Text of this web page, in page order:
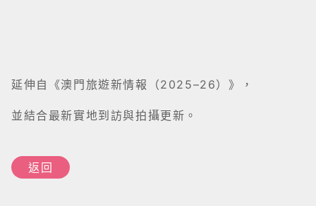
延伸自《澳門旅遊新情報（2025–26）》，
並結合最新實地到訪與拍攝更新。
返回